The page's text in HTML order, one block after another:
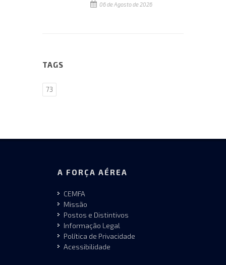
06 de Agosto de 2026
TAGS
73
A FORÇA AÉREA
CEMFA
Missão
Postos e Distintivos
Informação Legal
Política de Privacidade
Acessibilidade